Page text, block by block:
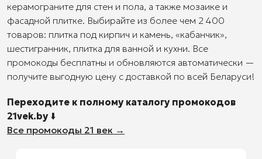
керамограните для стен и пола, а также мозаике и
фасадной плитке. Выбирайте из более чем 2 400
товаров: плитка под кирпич и камень, «кабанчик»,
шестигранник, плитка для ванной и кухни. Все
промокоды бесплатны и обновляются автоматически —
получите выгодную цену с доставкой по всей Беларуси!
Переходите к полному каталогу промокодов
21vek.by ⬇️
Все промокоды 21 век →